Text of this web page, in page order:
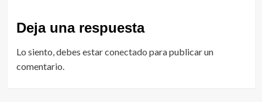
Deja una respuesta
Lo siento, debes estarconectado para publicar un
comentario.